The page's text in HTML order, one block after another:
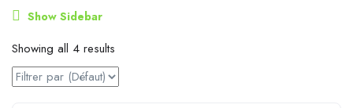
Show Sidebar
Showing all 4 results